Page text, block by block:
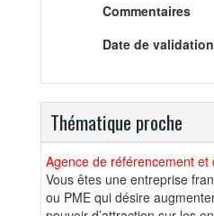
Commentaires
Date de validation
Thématique proche
Agence de référencement
Vous êtes une entreprise
ou PME qui désire